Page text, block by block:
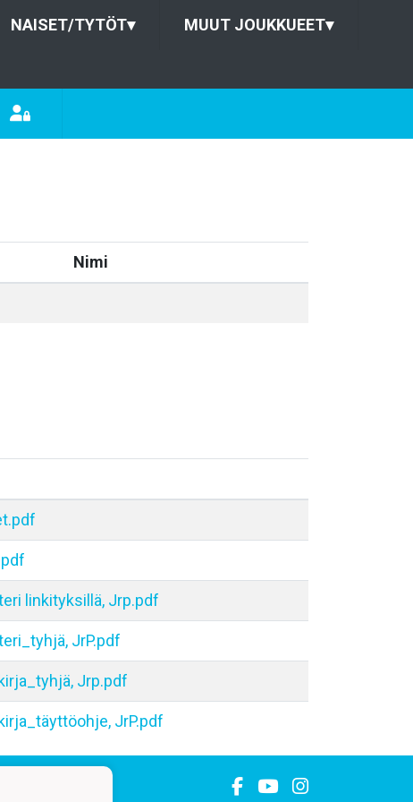
NAISET/TYTÖT▾ MUUT JOUKKUEET▾
Nimi
linkityksillä, Jrp.pdf
JrP.pdf
Jrp.pdf
JrP.pdf